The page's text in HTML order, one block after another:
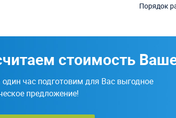
Порядок
стоимость
один час подготовим для Вас выгодное
предложение!